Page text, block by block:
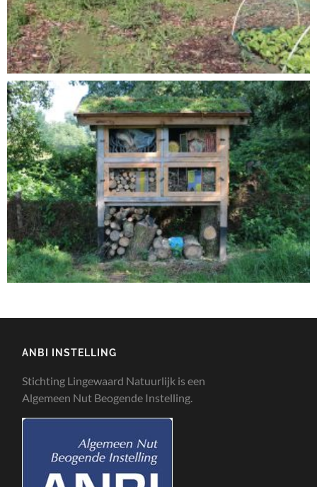
ANBI INSTELLING
Stichting Lingewaard Natuurlijk is een
Algemeen Nut Beogende Instelling.